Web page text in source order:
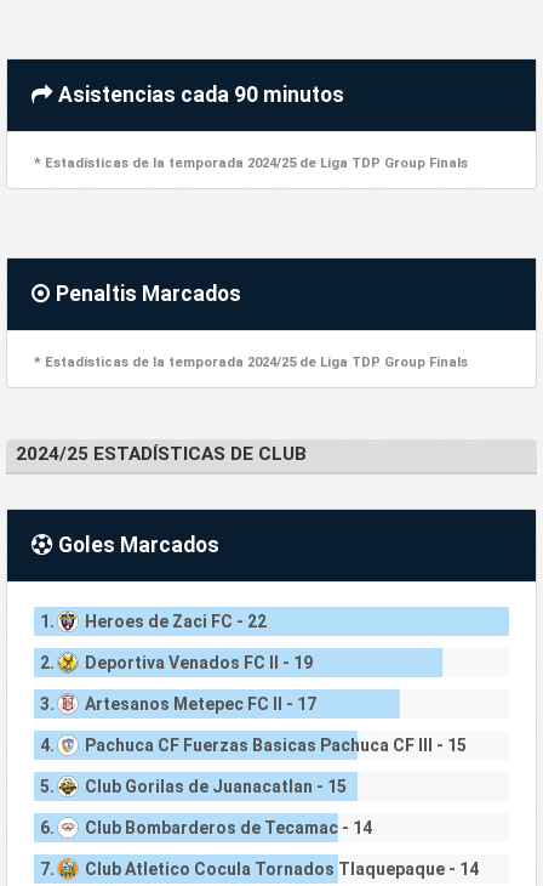
Asistencias cada 90 minutos
* Estadísticas de la temporada 2024/25 de Liga TDP Group Finals
Penaltis Marcados
* Estadísticas de la temporada 2024/25 de Liga TDP Group Finals
2024/25 ESTADÍSTICAS DE CLUB
Goles Marcados
1. Heroes de Zaci FC - 22
2. Deportiva Venados FC II - 19
3. Artesanos Metepec FC II - 17
4. Pachuca CF Fuerzas Basicas Pachuca CF III - 15
5. Club Gorilas de Juanacatlan - 15
6. Club Bombarderos de Tecamac - 14
7. Club Atletico Cocula Tornados Tlaquepaque - 14